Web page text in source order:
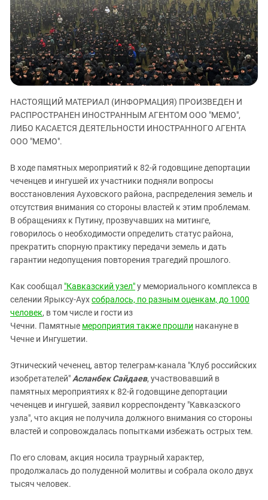
ЗАСТАВЛЯЕТ
КАВКАЗ ЗА ПАЛЕСТИНУ
ИНАКОМЫСЛИЕ В ЧЕЧНЕ
ПРЕСЛЕДОВАНИЕ АКТИВИСТОВ
МОБИЛИЗАЦИЯ И ПРОТЕСТЫ
Дагестан
Ингушетия
Кабардино-Балкария
Калмыкия
Карачаево-Черкесия
Краснодарский край
Российская Федерация
Северная Осетия - Алания
СКФО
Ставропольский край
Чечня
Южная Осетия
ЮФО
НАСТОЯЩИЙ МАТЕРИАЛ (ИНФОРМАЦИЯ) ПРОИЗВЕДЕН И
РАСПРОСТРАНЕН ИНОСТРАННЫМ АГЕНТОМ ООО "МЕМО",
ЛИБО КАСАЕТСЯ ДЕЯТЕЛЬНОСТИ ИНОСТРАННОГО АГЕНТА
ООО "МЕМО".
В ходе памятных мероприятий к 82-й годовщине депортации
чеченцев и ингушей их участники подняли вопросы
восстановления Ауховского района, распределения земель и
отсутствия внимания со стороны властей к этим проблемам.
В обращениях к Путину, прозвучавших на митинге,
говорилось о необходимости определить статус района,
прекратить спорную практику передачи земель и дать
гарантии недопущения повторения трагедий прошлого.
Как сообщал "Кавказский узел"у мемориального комплекса в
селении Ярыксу-Аухсобралось, по разным оценкам, до 1000
человек, в том числе и гости из
Чечни. Памятные мероприятия также прошли накануне в
Чечне и Ингушетии.
Этнический чеченец, автор телеграм-канала "Клуб российских
изобретателей" Асланбек Сайдаев, участвовавший в
памятных мероприятиях к 82-й годовщине депортации
чеченцев и ингушей, заявил корреспонденту "Кавказского
узла", что акция не получила должного внимания со стороны
властей и сопровождалась попытками избежать острых тем.
По его словам, акция носила траурный характер,
продолжалась до полуденной молитвы и собрала около двух
тысяч человек.